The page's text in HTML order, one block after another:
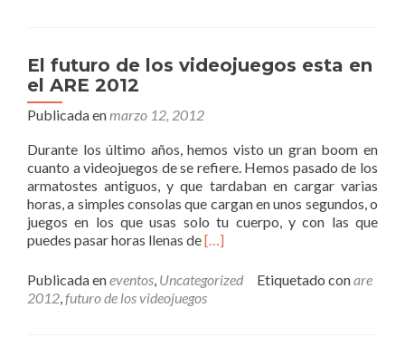
El futuro de los videojuegos esta en
el ARE 2012
Publicada enmarzo 12, 2012
Durante los último años, hemos visto un gran boom en
cuanto a videojuegos de se refiere. Hemos pasado de los
armatostes antiguos, y que tardaban en cargar varias
horas, a simples consolas que cargan en unos segundos, o
juegos en los que usas solo tu cuerpo, y con las que
puedes pasar horas llenas deLeer
futuro
de
[…]
Publicada eneventos, Uncategorized Etiquetado conare
2012,futuro de los videojuegos